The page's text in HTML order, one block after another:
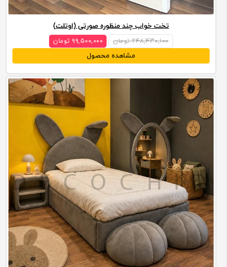
تخت خواب چند منظوره صورتی (اوتلت)
۲۴۸,۴۳۰,۱۰۰ تومان ۹۹,۵۰۰,۰۰۰ تومان
مشاهده محصول